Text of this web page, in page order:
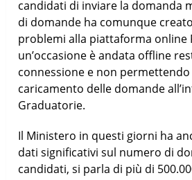
candidati di inviare la domanda
di domande ha comunque
problemi alla piattaforma online
un’occasione è andata offline
connessione e non
caricamento delle domande
Graduatorie.
Il Ministero in questi giorni ha
dati significativi sul numero di
candidati, si parla di più di